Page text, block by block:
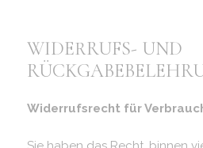
WIDERRUFS- UND
Widerrufsrecht für